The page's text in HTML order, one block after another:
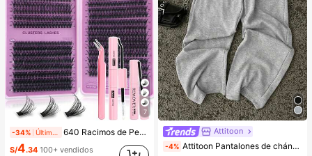
7
-34% 640 Racimos de Pestañas Postizas de Visón Sintético DIY, Rizo D, Densas & Esponjosas, Longitud Mixta de 8-16mm, Efecto Llamativo, Adecuadas para Diversos Looks de Maquillaje. Pegamento, Removedor, Pinzas Pueden Seleccionarse Según las Necesidades. Ligeras & Reutilizables, Alta Relación Costo-Rendimiento, Adecuadas para Principiantes, Aplicables a Múltiples Ocasiones, Uso Diario
S/4.34 100+ vendidos
Attitoon
-4% Attitoon Pantalones de chándal casuales de cintura baja y pierna recta para mujer, pantalones de chándal grises, casual, estilo Y2K